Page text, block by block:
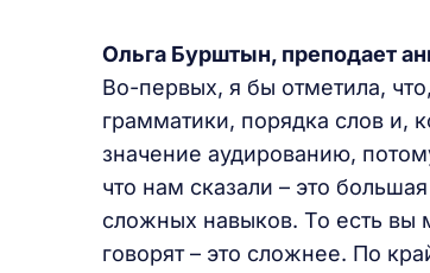
Ольга Бурштын, преподает
Во-первых, я бы отметила,
грамматики, порядка слов и,
значение аудированию,
что нам сказали – это
сложных навыков. То есть вы
говорят – это сложнее. По